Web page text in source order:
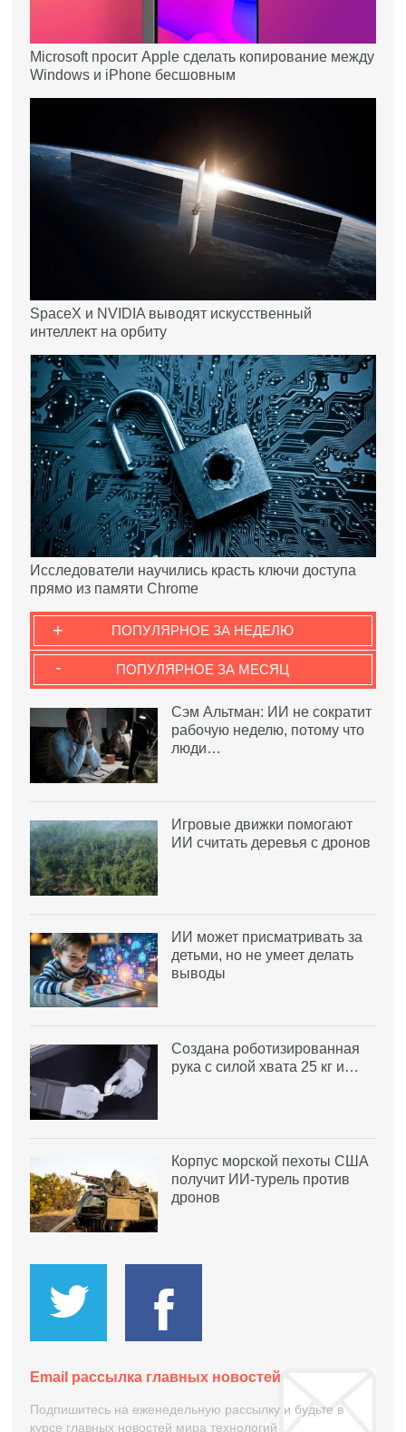
Microsoft просит Apple сделать копирование между
Windows и iPhone бесшовным
SpaceX и NVIDIA выводят искусственный
интеллект на орбиту
Исследователи научились красть ключи доступа
прямо из памяти Chrome
ПОПУЛЯРНОЕ ЗА НЕДЕЛЮ
+
ПОПУЛЯРНОЕ ЗА МЕСЯЦ
-
Сэм Альтман: ИИ не сократит
рабочую неделю, потому что
люди…
Игровые движки помогают
ИИ считать деревья с дронов
ИИ может присматривать за
детьми, но не умеет делать
выводы
Создана роботизированная
рука с силой хвата 25 кг и…
Корпус морской пехоты США
получит ИИ-турель против
дронов
Email рассылка главных новостей
Подпишитесь на еженедельную рассылку и будьте в
курсе главных новостей мира технологий